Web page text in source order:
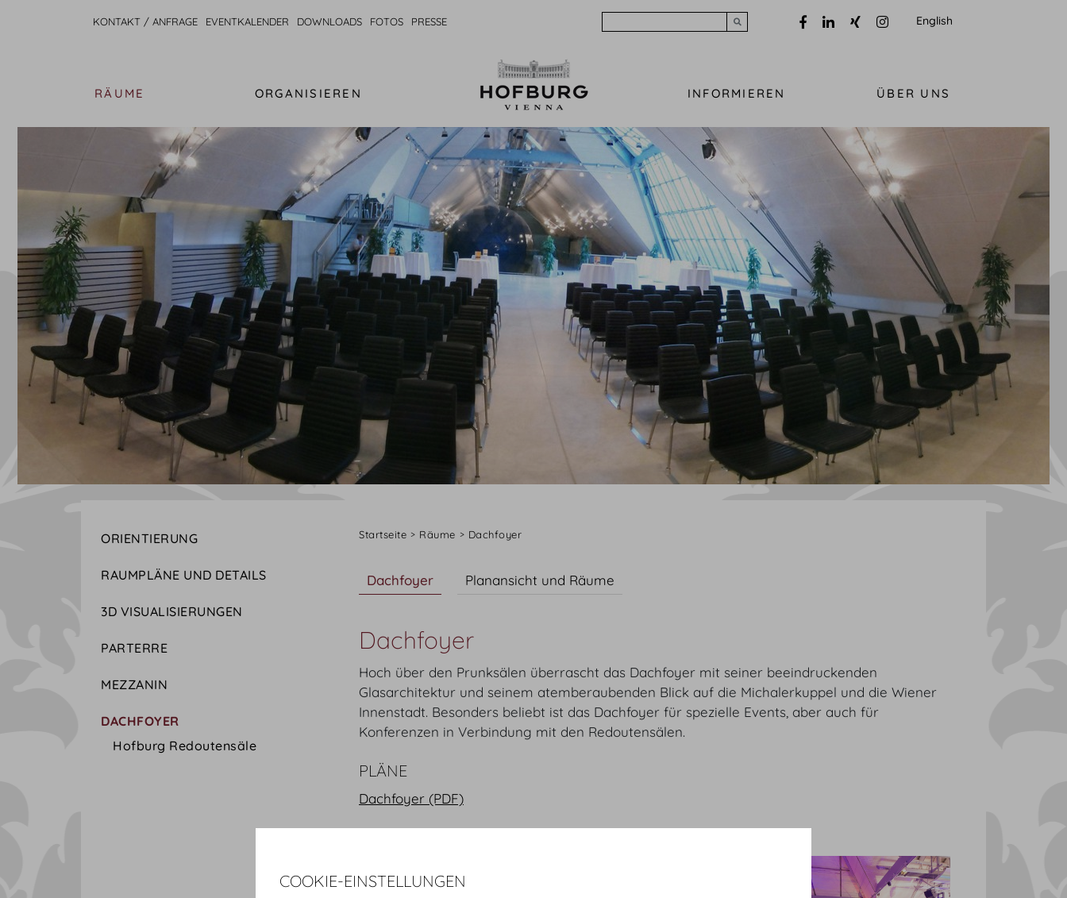
KONTAKT / ANFRAGE EVENTKALENDER DOWNLOADS FOTOS PRESSE English
RÄUME ORGANISIEREN INFORMIEREN ÜBER UNS
ORIENTIERUNG
RAUMPLÄNE UND DETAILS
3D VISUALISIERUNGEN
PARTERRE
MEZZANIN
DACHFOYER
Hofburg Redoutensäle
Startseite Räume Dachfoyer
Dachfoyer Planansicht und Räume
Dachfoyer
Hoch über den Prunksälen überrascht das Dachfoyer mit seiner beeindruckenden
Glasarchitektur und seinem atemberaubenden Blick auf die Michalerkuppel und die Wiener
Innenstadt. Besonders beliebt ist das Dachfoyer für spezielle Events, aber auch für
Konferenzen in Verbindung mit den Redoutensälen.
PLÄNE
Dachfoyer (PDF)
COOKIE-EINSTELLUNGEN